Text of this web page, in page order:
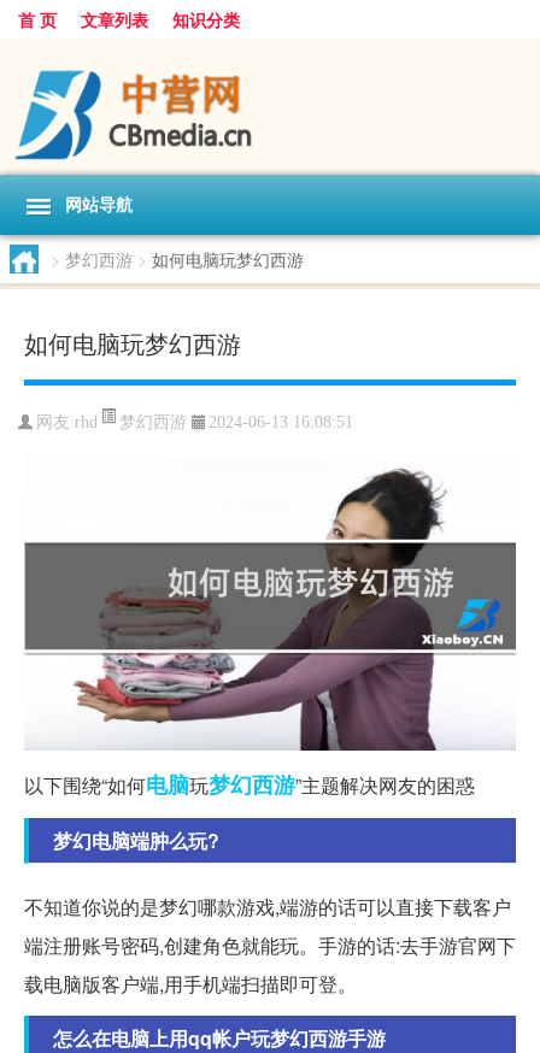
首 页 文章列表 知识分类
网站导航
> 梦幻西游 > 如何电脑玩梦幻西游
如何电脑玩梦幻西游
网友:rhd 梦幻西游 2024-06-13 16:08:51
以下围绕“如何电脑玩梦幻西游”主题解决网友的困惑
梦幻电脑端肿么玩?
不知道你说的是梦幻哪款游戏,端游的话可以直接下载客户
端注册账号密码,创建角色就能玩。手游的话:去手游官网下
载电脑版客户端,用手机端扫描即可登。
怎么在电脑上用qq帐户玩梦幻西游手游